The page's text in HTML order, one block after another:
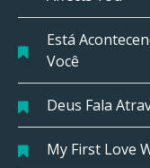
Está
Você
Deus Fala
My First Love